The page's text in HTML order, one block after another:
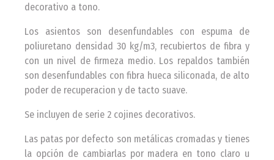
decorativo a tono.
Los asientos son desenfundables con espuma de
poliuretano densidad 30 kg/m3, recubiertos de fibra y
con un nivel de firmeza medio. Los repaldos también
son desenfundables con fibra hueca siliconada, de alto
poder de recuperacion y de tacto suave.
Se incluyen de serie 2 cojines decorativos.
Las patas por defecto son metálicas cromadas y tienes
la opción de cambiarlas por madera en tono claro u